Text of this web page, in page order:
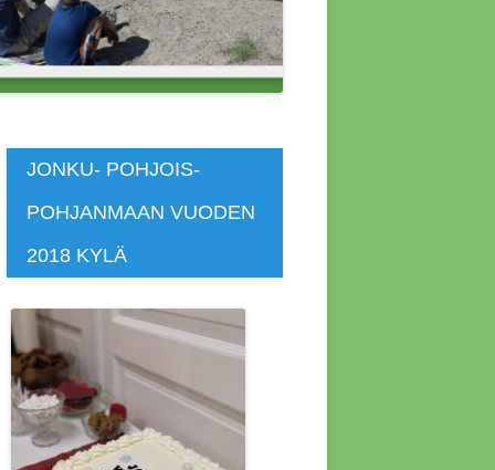
4.4.2014
7.4.2019
12.4.2015
1.11.2018
JONKU- POHJOIS-
POHJANMAAN VUODEN
2018 KYLÄ